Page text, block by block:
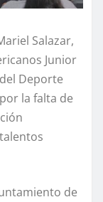
Salazar,
Junior
Deporte
la falta de
de